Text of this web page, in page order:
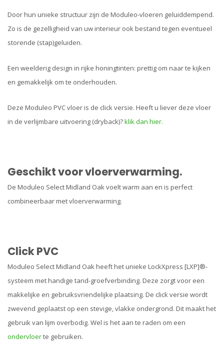
Door hun unieke structuur zijn de Moduleo-vloeren geluiddempend.
Zo is de gezelligheid van uw interieur ook bestand tegen eventueel
storende (stap)geluiden.
Een weelderig design in rijke honingtinten: prettig om naar te kijken
en gemakkelijk om te onderhouden.
Deze Moduleo PVC vloer is de click versie. Heeft u liever deze vloer
in de verlijmbare uitvoering (dryback)?klik dan hier.
Geschikt voor vloerverwarming.
De Moduleo Select Midland Oak voelt warm aan en is perfect
combineerbaar met vloerverwarming.
Click PVC
Moduleo Select Midland Oak heeft het unieke LockXpress [LXP]®-
systeem met handige tand-groefverbinding. Deze zorgt voor een
makkelijke en gebruiksvriendelijke plaatsing. De click versie wordt
zwevend geplaatst op een stevige, vlakke ondergrond. Dit maakt het
gebruik van lijm overbodig. Wel is het aan te raden om een
ondervloerte gebruiken.